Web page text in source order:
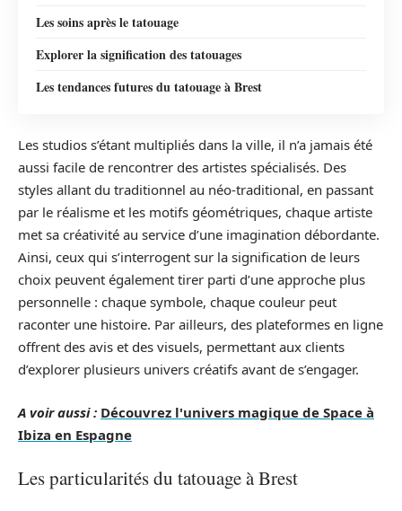
Les soins après le tatouage
Explorer la signification des tatouages
Les tendances futures du tatouage à Brest
Les studios s’étant multipliés dans la ville, il n’a jamais été
aussi facile de rencontrer des artistes spécialisés. Des
styles allant du traditionnel au néo-traditional, en passant
par le réalisme et les motifs géométriques, chaque artiste
met sa créativité au service d’une imagination débordante.
Ainsi, ceux qui s’interrogent sur la signification de leurs
choix peuvent également tirer parti d’une approche plus
personnelle : chaque symbole, chaque couleur peut
raconter une histoire. Par ailleurs, des plateformes en ligne
offrent des avis et des visuels, permettant aux clients
d’explorer plusieurs univers créatifs avant de s’engager.
A voir aussi : Découvrez l'univers magique de Space à
Ibiza en Espagne
Les particularités du tatouage à Brest